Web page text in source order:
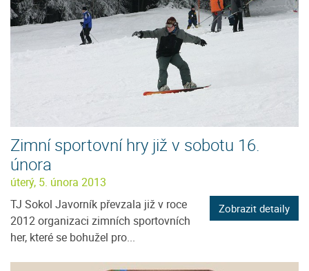
Zimní sportovní hry již v sobotu 16.
února
úterý, 5. února 2013
TJ Sokol Javorník převzala již v roce
2012 organizaci zimních sportovních
her, které se bohužel pro...
Zobrazit detaily